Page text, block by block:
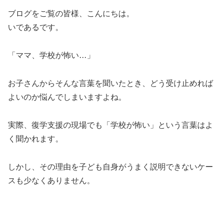
ブログをご覧の皆様、こんにちは。
いであるです。
「ママ、学校が怖い…」
お子さんからそんな言葉を聞いたとき、どう受け止めれば
よいのか悩んでしまいますよね。
実際、復学支援の現場でも「学校が怖い」という言葉はよ
く聞かれます。
しかし、その理由を子ども自身がうまく説明できないケー
スも少なくありません。